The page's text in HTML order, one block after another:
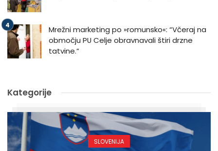
Mrežni marketing po »romunsko«: “Včeraj na
območju PU Celje obravnavali štiri drzne
tatvine.”
Kategorije
SLOVENIJA